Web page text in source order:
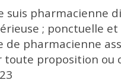
suis pharmacienne
; ponctuelle
de pharmacienne
toute proposition ou